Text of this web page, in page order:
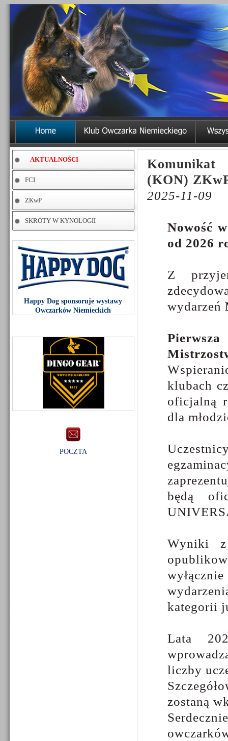
AKTUALNOŚCI
FCI
ZKwP
SKRÓTY W KYNOLOGII
Happy Dog sponsoruje wystawy
Owczarków Niemieckich
POCZTA
Komunikat
(KON)
2025-11-09
Nowość
od 2026
Z
wydarzeń
klubach
oficjalną
dla
będą
Wyniki
kategorii
Lata
liczby
zostaną